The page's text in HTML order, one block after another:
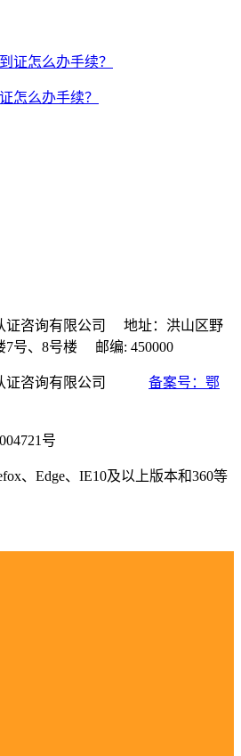
怎么办手续？
证咨询有限公司 地址：洪山区野
7号、8号楼 邮编: 450000
认证咨询有限公司 备案号：鄂
号
、Edge、IE10及以上版本和360等